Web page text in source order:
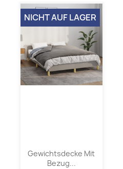
Gewichtsdecke Mit
Bezug...
NICHT AUF LAGER